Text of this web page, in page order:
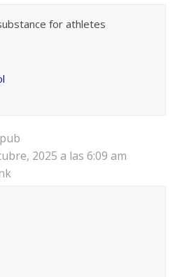
for athletes
2025 a las 6:09 am